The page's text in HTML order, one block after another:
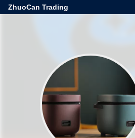
ZhuoCan Trading